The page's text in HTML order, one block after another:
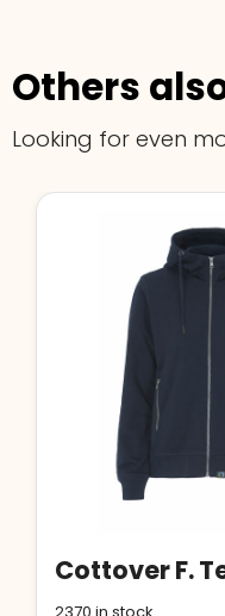
Others
Looking for even